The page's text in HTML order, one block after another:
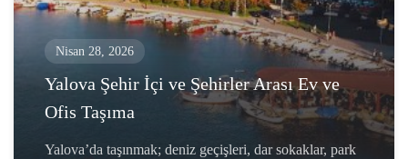
Nisan 28, 2026
Yalova Şehir İçi ve Şehirler Arası Ev ve
Ofis Taşıma
Yalova’da taşınmak; deniz geçişleri, dar sokaklar, park